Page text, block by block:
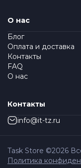
О нас
Блог
Оплата и доставка
Контакты
FAQ
О нас
Контакты
info@it-tz.ru
Task Store ©2026
Политика